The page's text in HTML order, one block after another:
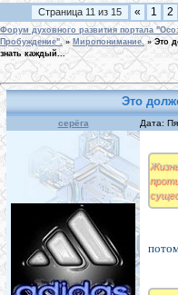
Страница 11 из 15 « 1 2
Форум духовного развития портала
Пробуждение". » Миропонимание. » Это
знать каждый...
Это
серёга Дата: